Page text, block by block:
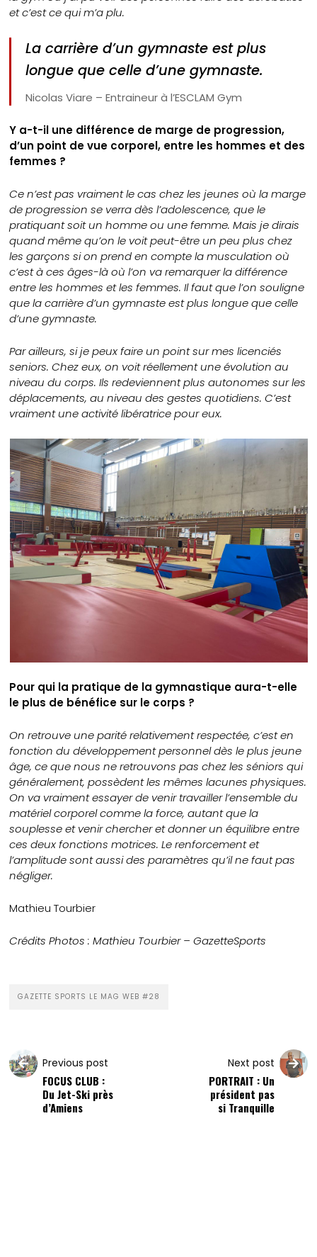
et c’est ce qui m’a plu.
La carrière d’un gymnaste est plus
longue que celle d’une gymnaste.
Nicolas Viare – Entraineur à l’ESCLAM Gym
Y a-t-il une différence de marge de progression,
d’un point de vue corporel, entre les hommes et des
femmes ?
Ce n’est pas vraiment le cas chez les jeunes où la marge
de progression se verra dès l’adolescence, que le
pratiquant soit un homme ou une femme. Mais je dirais
quand même qu’on le voit peut-être un peu plus chez
les garçons si on prend en compte la musculation où
c’est à ces âges-là où l’on va remarquer la différence
entre les hommes et les femmes. Il faut que l’on souligne
que la carrière d’un gymnaste est plus longue que celle
d’une gymnaste.
Par ailleurs, si je peux faire un point sur mes licenciés
seniors. Chez eux, on voit réellement une évolution au
niveau du corps. Ils redeviennent plus autonomes sur les
déplacements, au niveau des gestes quotidiens. C’est
vraiment une activité libératrice pour eux.
Pour qui la pratique de la gymnastique aura-t-elle
le plus de bénéfice sur le corps ?
On retrouve une parité relativement respectée, c’est en
fonction du développement personnel dès le plus jeune
âge, ce que nous ne retrouvons pas chez les séniors qui
généralement, possèdent les mêmes lacunes physiques.
On va vraiment essayer de venir travailler l’ensemble du
matériel corporel comme la force, autant que la
souplesse et venir chercher et donner un équilibre entre
ces deux fonctions motrices. Le renforcement et
l’amplitude sont aussi des paramètres qu’il ne faut pas
négliger.
Mathieu Tourbier
Crédits Photos : Mathieu Tourbier – GazetteSports
GAZETTE SPORTS LE MAG WEB #28
Previous post
FOCUS CLUB :
Du Jet-Ski près
d’Amiens
Next post
PORTRAIT : Un
président pas
si Tranquille